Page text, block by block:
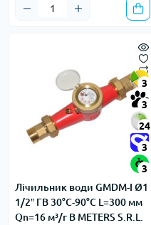
3
3
24
3
3
Лічильник води GMDM-I Ø1
1/2″ ГВ 30°С-90°С L=300 мм
Qn=16 м³/г B METERS S.R.L.